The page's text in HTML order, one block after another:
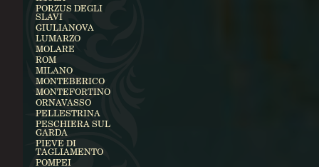
PORZUS DEGLI
SLAVI
GIULIANOVA
LUMARZO
MOLARE
ROM
MILANO
MONTEBERICO
MONTEFORTINO
ORNAVASSO
PELLESTRINA
PESCHIERA SUL
GARDA
PIEVE DI
TAGLIAMENTO
POMPEI